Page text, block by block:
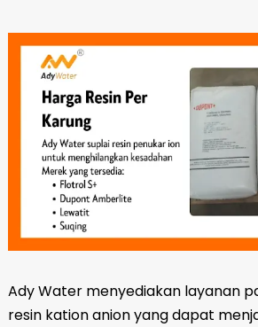
Ady Water menyediakan layanan
resin kation anion yang dapat